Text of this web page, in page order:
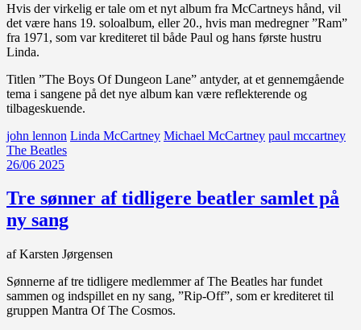
Hvis der virkelig er tale om et nyt album fra McCartneys hånd, vil
det være hans 19. soloalbum, eller 20., hvis man medregner ”Ram”
fra 1971, som var krediteret til både Paul og hans første hustru
Linda.
Titlen ”The Boys Of Dungeon Lane” antyder, at et gennemgående
tema i sangene på det nye album kan være reflekterende og
tilbageskuende.
john lennon Linda McCartney Michael McCartney paul mccartney
The Beatles
26/06 2025
Tre sønner af tidligere beatler samlet på
ny sang
af Karsten Jørgensen
Sønnerne af tre tidligere medlemmer af The Beatles har fundet
sammen og indspillet en ny sang, ”Rip-Off”, som er krediteret til
gruppen Mantra Of The Cosmos.